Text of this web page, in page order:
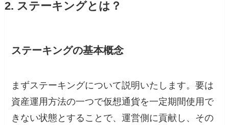
2. ステーキングとは？
ステーキングの基本概念
まずステーキングについて説明いたします。要は
資産運用方法の一つで仮想通貨を一定期間使用で
きない状態とすることで、運営側に貢献し、その